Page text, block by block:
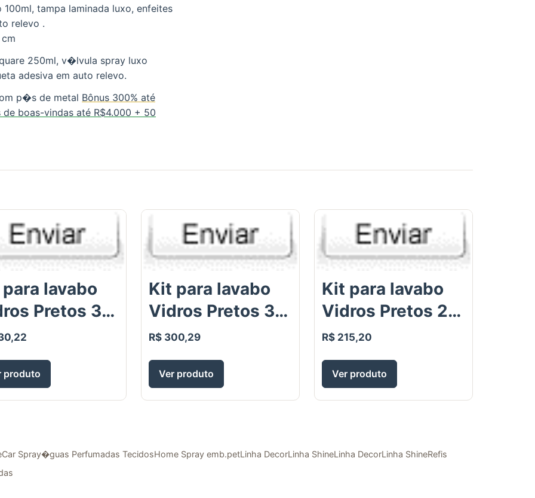
tampa laminada luxo, enfeites
relevo .
250ml, v�lvula spray luxo
adesiva em auto relevo.
p�s de metal Bônus 300% até
de boas-vindas até R$4.000 + 50
lavabo
Pretos 3
-
250ml
aromas
produto
Kit para lavabo
Vidros Pretos 3
pe�as -
Sabonete
L�quido 250ml
/Difusor 100ml e
R$ 300,29
Ver produto
Kit para lavabo
Vidros Pretos 2
pe�as -
Sabonete
L�quido 250ml
e Difusor aromas
R$ 215,20
Ver produto
Car Spray�guas Perfumadas TecidosHome Spray emb.petLinha DecorLinha ShineLinha DecorLinha ShineRefis